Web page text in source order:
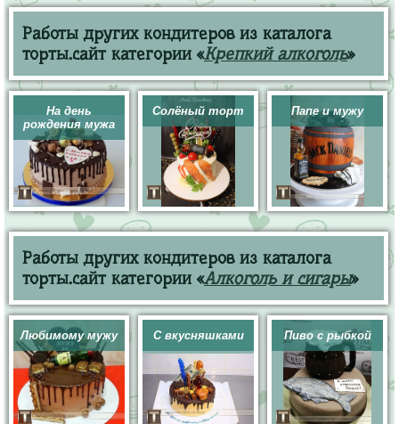
Работы других кондитеров из каталога
торты.сайт категории «Крепкий алкоголь»
На день
рождения мужа
Солёный торт Папе и мужу
Работы других кондитеров из каталога
торты.сайт категории «Алкоголь и сигары»
Любимому мужу С вкусняшками Пиво с рыбкой